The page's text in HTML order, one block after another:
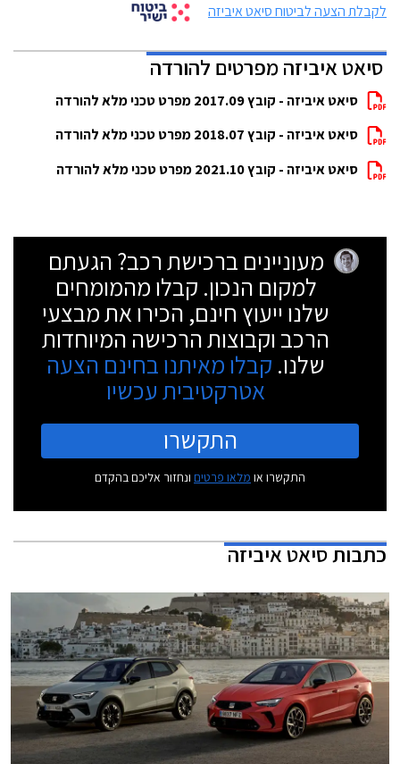
לקבלת הצעה לביטוח סיאט איביזה
סיאט איביזה מפרטים להורדה
סיאט איביזה - קובץ 2017.09 מפרט טכני מלא להורדה
סיאט איביזה - קובץ 2018.07 מפרט טכני מלא להורדה
סיאט איביזה - קובץ 2021.10 מפרט טכני מלא להורדה
מעוניינים ברכישת רכב? הגעתם
למקום הנכון. קבלו מהמומחים
שלנו ייעוץ חינם, הכירו את מבצעי
הרכב וקבוצות הרכישה המיוחדות
שלנו. קבלו מאיתנו בחינם הצעה
אטרקטיבית עכשיו
התקשרו
התקשרו או מלאו פרטים ונחזור אליכם בהקדם
כתבותסיאט איביזה